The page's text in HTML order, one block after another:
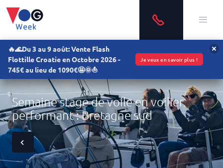
🔥🌊Du 3 au 9 août: Vente Flash
Flottille Croatie en Octobre 2026 -
745€ au lieu de 1090€🤩🌞⛵
Je veux en savoir plus !
Semaine stage de voile en voilier
performant : Bretagne sud